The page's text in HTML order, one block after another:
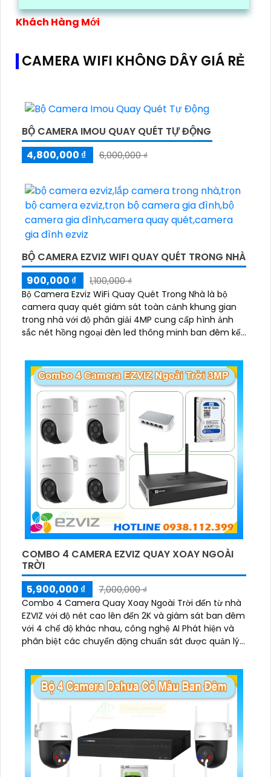
Khách Hàng Mới
CAMERA WIFI KHÔNG DÂY GIÁ RẺ
BỘ CAMERA IMOU QUAY QUÉT TỰ ĐỘNG
4,800,000 ₫
6,000,000 ₫
BỘ CAMERA EZVIZ WIFI QUAY QUÉT TRONG NHÀ
900,000 ₫
1,100,000 ₫
Bộ Camera Ezviz WiFi Quay Quét Trong Nhà là bộ
camera quay quét giám sát toàn cảnh khung gian
trong nhà với độ phân giải 4MP cung cấp hình ảnh
sắc nét hồng ngoại đèn led thông minh ban đêm kết
lưu trũ dữ liệu lâu dài
COMBO 4 CAMERA EZVIZ QUAY XOAY NGOÀI
TRỜI
5,900,000 ₫
7,000,000 ₫
Combo 4 Camera Quay Xoay Ngoài Trời đến từ nhà
EZVIZ với độ nét cao lên đến 2K và giám sát ban đêm
với 4 chế độ khác nhau, công nghệ AI Phát hiện và
phân biệt các chuyển động chuẩn sát được quản lý